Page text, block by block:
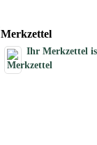
Merkzettel
Ihr Merkzettel